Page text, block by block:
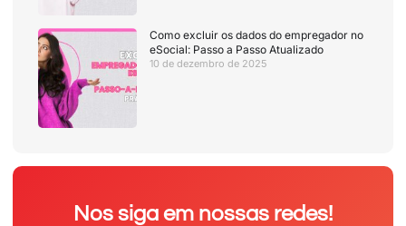
Como excluir os dados do empregador no
eSocial: Passo a Passo Atualizado
10 de dezembro de 2025
Nos siga em nossas redes!